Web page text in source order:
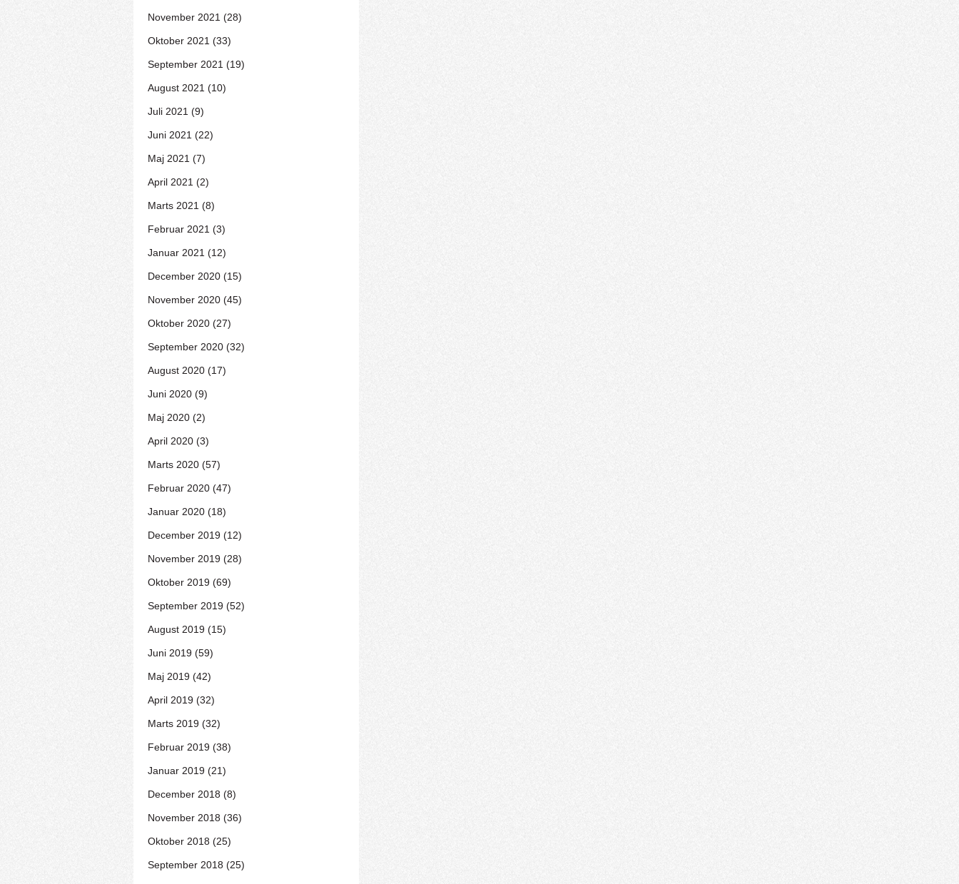
November 2021 (28)
Oktober 2021 (33)
September 2021 (19)
August 2021 (10)
Juli 2021 (9)
Juni 2021 (22)
Maj 2021 (7)
April 2021 (2)
Marts 2021 (8)
Februar 2021 (3)
Januar 2021 (12)
December 2020 (15)
November 2020 (45)
Oktober 2020 (27)
September 2020 (32)
August 2020 (17)
Juni 2020 (9)
Maj 2020 (2)
April 2020 (3)
Marts 2020 (57)
Februar 2020 (47)
Januar 2020 (18)
December 2019 (12)
November 2019 (28)
Oktober 2019 (69)
September 2019 (52)
August 2019 (15)
Juni 2019 (59)
Maj 2019 (42)
April 2019 (32)
Marts 2019 (32)
Februar 2019 (38)
Januar 2019 (21)
December 2018 (8)
November 2018 (36)
Oktober 2018 (25)
September 2018 (25)